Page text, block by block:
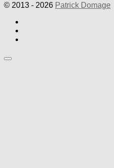
© 2013 - 2026 Patrick Domage